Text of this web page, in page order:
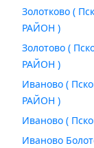
Золотково (
РАЙОН )
Золотово (
РАЙОН )
Иваново (
РАЙОН )
Иваново (
Иваново